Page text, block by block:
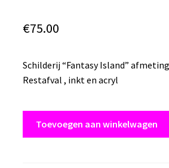
€75.00
Schilderij “Fantasy Island” afmeting
Restafval , inkt en acryl
Toevoegen aan winkelwagen